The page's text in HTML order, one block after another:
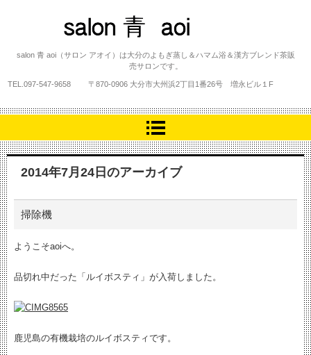
salon 青 aoi
salon 青 aoi（サロン アオイ）は大分のよもぎ蒸し＆ハマム浴＆漢方ブレンド茶販
売サロンです。
TEL. 097-547-9658 〒870-0906 大分市大州浜2丁目1番26号 増永ビル１F
2014年7月24日 のアーカイブ
掃除機
ようこそaoiへ。
品切れ中だった「ルイボスティ」が入荷しました。
鹿児島の有機栽培のルイボスティです。